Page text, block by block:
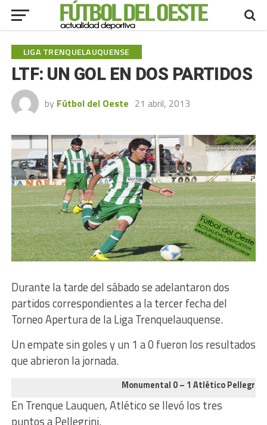
LIGA TRENQUELAUQUENSE
LTF: UN GOL EN DOS PARTIDOS
by Fútbol del Oeste 21 abril, 2013
Durante la tarde del sábado se adelantaron dos
partidos correspondientes a la tercer fecha del
Torneo Apertura de la Liga Trenquelauquense.
Un empate sin goles y un 1 a 0 fueron los resultados
que abrieron la jornada.
Monumental 0 – 1 Atlético Pellegrini
En Trenque Lauquen, Atlético se llevó los tres
puntos a Pellegrini.